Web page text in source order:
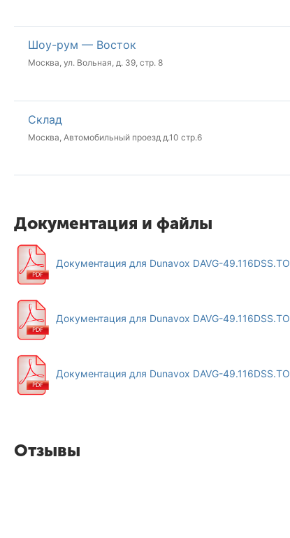
Шоу-рум — Восток
Москва, ул. Вольная, д. 39, стр. 8
Склад
Москва, Автомобильный проезд д.10 стр.6
Документация и файлы
Документация для Dunavox DAVG-49.116DSS.TO
Документация для Dunavox DAVG-49.116DSS.TO
Документация для Dunavox DAVG-49.116DSS.TO
Отзывы